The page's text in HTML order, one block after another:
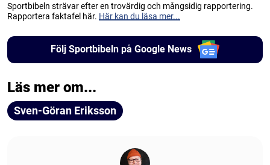
Sportbibeln strävar efter en trovärdig och mångsidig rapportering.
Rapportera faktafel här. Här kan du läsa mer...
Följ Sportbibeln på Google News
Läs mer om...
Sven-Göran Eriksson